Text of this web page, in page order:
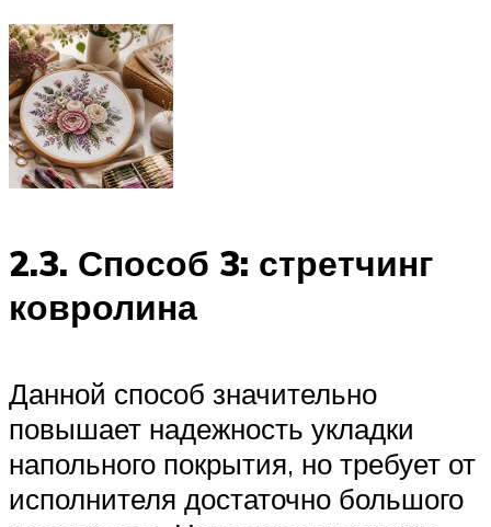
2.3. Способ 3: стретчинг
ковролина
Данной способ значительно
повышает надежность укладки
напольного покрытия, но требует от
исполнителя достаточно большого